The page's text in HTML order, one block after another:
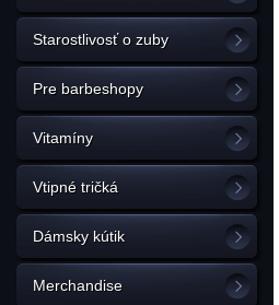
Starostlivosť o zuby
Pre barbeshopy
Vitamíny
Vtipné tričká
Dámsky kútik
Merchandise